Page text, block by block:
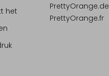
het
PrettyOrange.de
PrettyOrange.fr